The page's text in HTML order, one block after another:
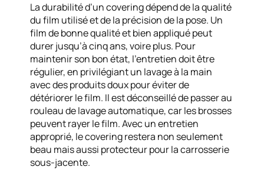
La durabilité d’un covering dépend de la qualité
du film utilisé et de la précision de la pose. Un
film de bonne qualité et bien appliqué peut
durer jusqu’à cinq ans, voire plus. Pour
maintenir son bon état, l’entretien doit être
régulier, en privilégiant un lavage à la main
avec des produits doux pour éviter de
détériorer le film. Il est déconseillé de passer au
rouleau de lavage automatique, car les brosses
peuvent rayer le film. Avec un entretien
approprié, le covering restera non seulement
beau mais aussi protecteur pour la carrosserie
sous-jacente.